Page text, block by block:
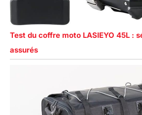
Test du coffre moto LASIEYO 45L :
assurés